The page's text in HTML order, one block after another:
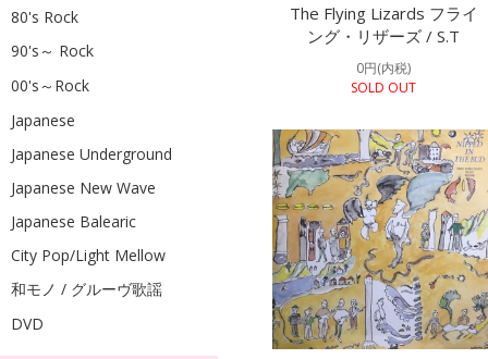
The Flying Lizards フライ
ング・リザーズ / S.T
0円(内税)
SOLD OUT
80's Rock
90's～ Rock
00's～Rock
Japanese
Japanese Underground
Japanese New Wave
Japanese Balearic
City Pop/Light Mellow
和モノ / グルーヴ歌謡
DVD